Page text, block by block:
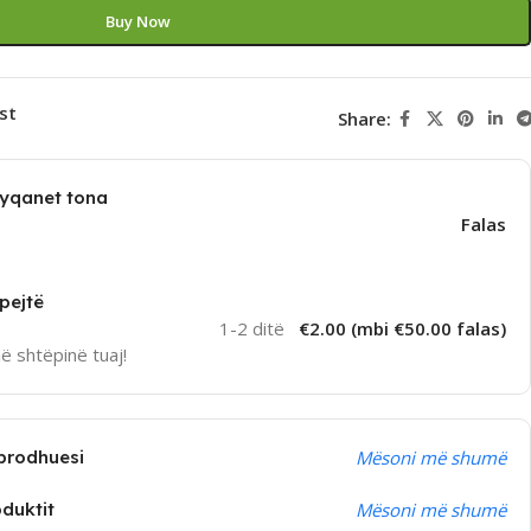
Buy Now
Share:
tona
Falas
shtëpinë tuaj!
1-2 ditë €2.00 (mbi €50.00 falas)
Mësoni më shumë
Mësoni më shumë